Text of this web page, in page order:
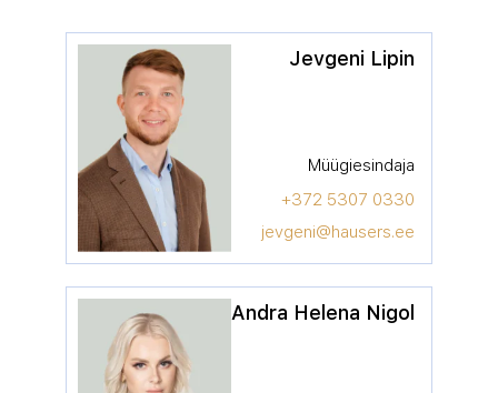
Jevgeni Lipin
Müügiesindaja
+372 5307 0330
jevgeni@hausers.ee
Andra Helena Nigol